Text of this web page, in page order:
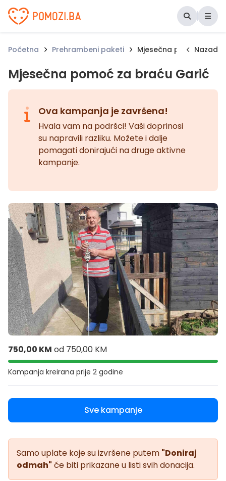
Udruženje Pomozi.ba
Početna Prehrambeni paketi Mjesečna pomoć za
Nazad
Mjesečna pomoć za braću Garić
Ova kampanja je završena!
Hvala vam na podršci! Vaši doprinosi
su napravili razliku. Možete i dalje
pomagati donirajući na druge aktivne
kampanje.
750,00 KM od 750,00 KM
Kampanja kreirana prije 2 godine
Sve kampanje
Samo uplate koje su izvršene putem "Doniraj
odmah" će biti prikazane u listi svih donacija.